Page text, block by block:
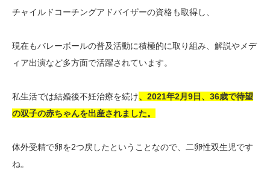
チャイルドコーチングアドバイザーの資格も取得し、
現在もバレーボールの普及活動に積極的に取り組み、解説やメデ
ィア出演など多方面で活躍されています。
私生活では結婚後不妊治療を続け、2021年2月9日、36歳で待望
の双子の赤ちゃんを出産されました。
体外受精で卵を2つ戻したということなので、二卵性双生児です
ね。